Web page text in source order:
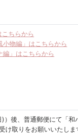
こちらから
小物編」はこちらから
編」はこちらから
）後、普通郵便にて「和
け取りをお願いいたしま